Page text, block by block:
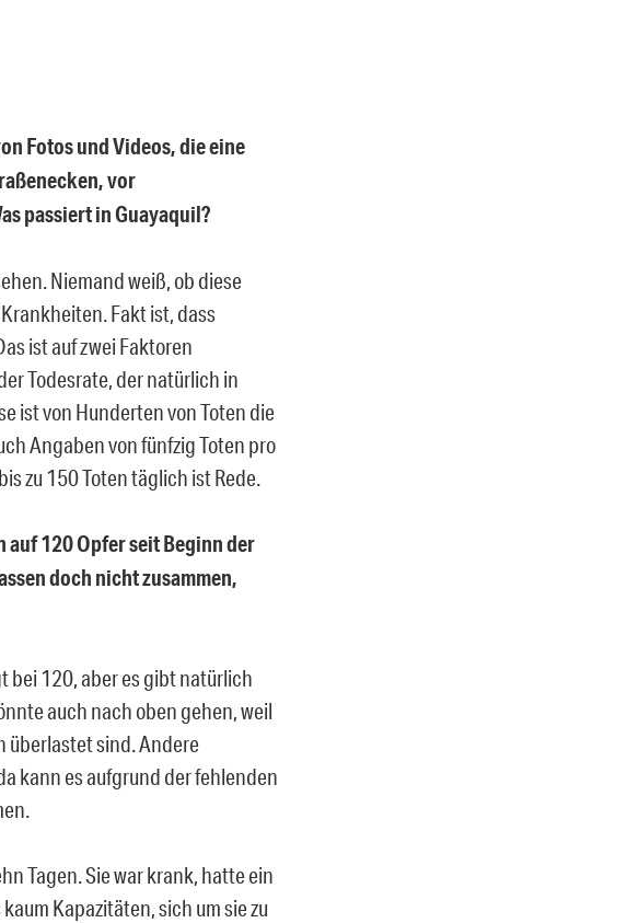
Fotos und Videos, die eine
vor
passiert in Guayaquil?
Niemand weiß, ob diese
Fakt ist, dass
ist auf zwei Faktoren
Todesrate, der natürlich in
ist von Hunderten von Toten die
Angaben von fünfzig Toten pro
zu 150 Toten täglich ist Rede.
120 Opfer seit Beginn der
doch nicht zusammen,
bei 120, aber es gibt natürlich
auch nach oben gehen, weil
überlastet sind. Andere
kann es aufgrund der fehlenden
Tagen. Sie war krank, hatte ein
Kapazitäten, sich um sie zu